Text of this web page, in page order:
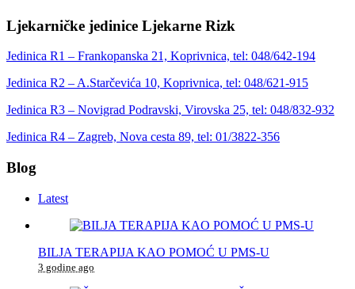
Ljekarničke jedinice Ljekarne Rizk
Jedinica R1 – Frankopanska 21, Koprivnica, tel: 048/642-194
Jedinica R2 – A.Starčevića 10, Koprivnica, tel: 048/621-915
Jedinica R3 – Novigrad Podravski, Virovska 25, tel: 048/832-932
Jedinica R4 – Zagreb, Nova cesta 89, tel: 01/3822-356
Blog
Latest
BILJA TERAPIJA KAO POMOĆ U PMS-U
3 godine ago